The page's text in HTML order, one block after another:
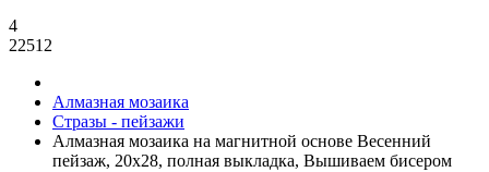
4
22512
Алмазная мозаика
Стразы - пейзажи
Алмазная мозаика на магнитной основе Весенний
пейзаж, 20x28, полная выкладка, Вышиваем бисером